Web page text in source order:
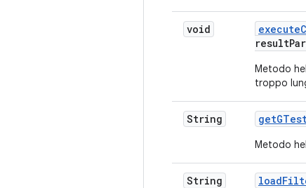
void execute
result
Metodo
troppo
String get
Metodo
String load